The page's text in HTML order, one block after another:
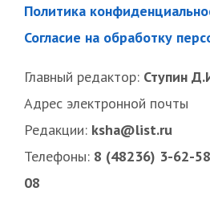
Политика
Согласие на обработку
Главный редактор: Ступин
Адрес электронной почты
Редакции: ksha@list.ru
Телефоны: 8 (48236) 3-62-
08